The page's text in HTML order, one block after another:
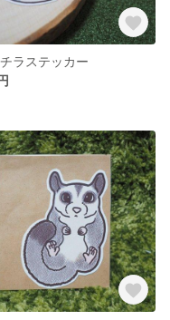
ラステッカー